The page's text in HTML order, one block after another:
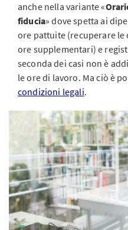
anche nella variante «
fiducia» dove spetta ai
ore pattuite (recuperare le
ore supplementari) e
seconda dei casi non è
le ore di lavoro. Ma ciò è
condizioni legali.